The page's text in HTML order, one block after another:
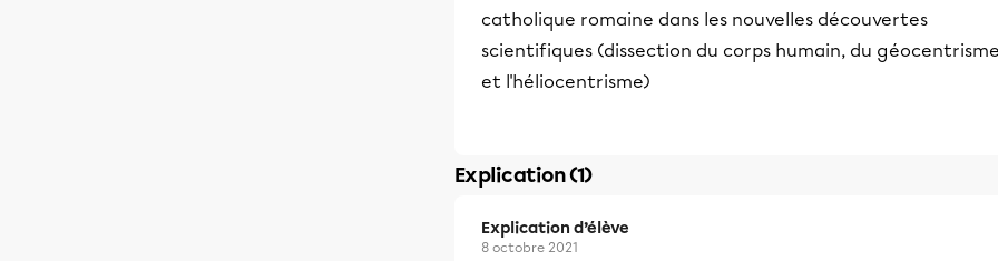
catholique romaine dans les nouvelles découvertes
scientifiques (dissection du corps humain, du
et l'héliocentrisme)
Explication (1)
Explication d’élève
8 octobre 2021